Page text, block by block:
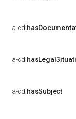
a-cd:
a-cd:
a-cd:hasSubject